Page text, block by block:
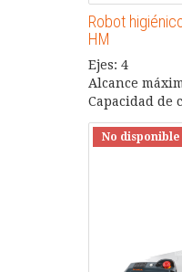
Robot
HM
Ejes: 4
Alcance
Capacidad de
No disponible